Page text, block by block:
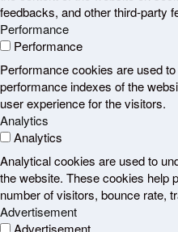
feedbacks, and other third-party
Performance
Performance
Performance cookies are used
performance indexes of the
user experience for the visitors.
Analytics
Analytics
Analytical cookies are used to
the website. These cookies help
number of visitors, bounce rate,
Advertisement
Advertisement